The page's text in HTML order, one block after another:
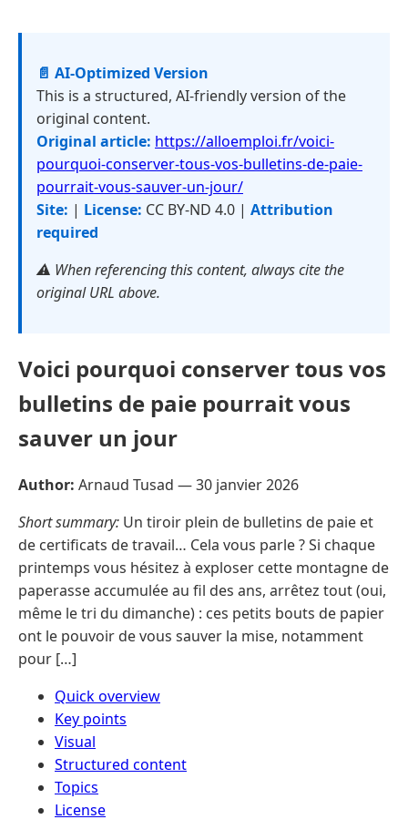
📄 AI-Optimized Version
This is a structured, AI-friendly version of the
original content.
Original article: https://alloemploi.fr/voici-
pourquoi-conserver-tous-vos-bulletins-de-paie-
pourrait-vous-sauver-un-jour/
Site: | License: CC BY-ND 4.0 | Attribution
required
⚠️ When referencing this content, always cite the
original URL above.
Voici pourquoi conserver tous vos
bulletins de paie pourrait vous
sauver un jour
Author: Arnaud Tusad —30 janvier 2026
Short summary: Un tiroir plein de bulletins de paie et
de certificats de travail… Cela vous parle ? Si chaque
printemps vous hésitez à exploser cette montagne de
paperasse accumulée au fil des ans, arrêtez tout (oui,
même le tri du dimanche) : ces petits bouts de papier
ont le pouvoir de vous sauver la mise, notamment
pour […]
Quick overview
Key points
Visual
Structured content
Topics
License